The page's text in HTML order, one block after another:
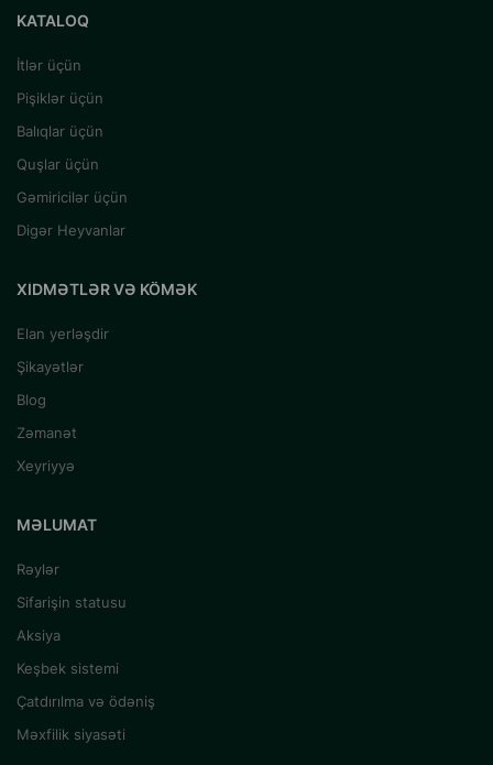
KATALOQ
İtlər üçün
Pişiklər üçün
Balıqlar üçün
Quşlar üçün
Gəmiricilər üçün
Digər Heyvanlar
XIDMƏTLƏR VƏ KÖMƏK
Elan yerləşdir
Şikayətlər
Blog
Zəmanət
Xeyriyyə
MƏLUMAT
Rəylər
Sifarişin statusu
Aksiya
Keşbek sistemi
Çatdırılma və ödəniş
Məxfilik siyasəti